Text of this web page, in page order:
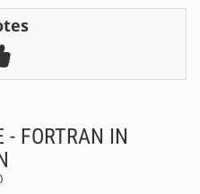
- FORTRAN IN